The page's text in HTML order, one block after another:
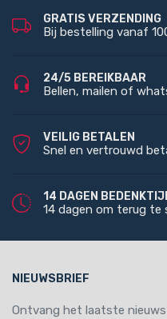
GRATIS VERZENDING
Bij bestelling vanaf
24/5 BEREIKBAAR
Bellen, mailen of
VEILIG BETALEN
Snel en vertrouwd
14 DAGEN
14 dagen om terug te
NIEUWSBRIEF
Ontvang het laatste